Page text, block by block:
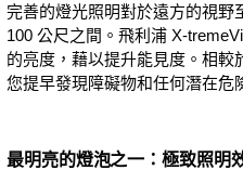
完善的燈光照明對於遠方的視野
100 公尺之間。飛利浦 X-
的亮度，藉以提升能見度。相較
您提早發現障礙物和任何潛在危
最明亮的燈泡之一：極致照明